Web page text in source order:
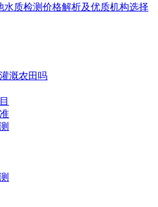
水质检测价格解析及优质机构选择
溉农田吗